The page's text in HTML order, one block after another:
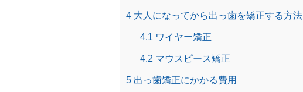
4 大人になってから出っ歯を矯正する方法
4.1 ワイヤー矯正
4.2 マウスピース矯正
5 出っ歯矯正にかかる費用